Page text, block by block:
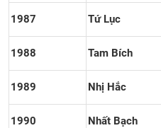
1987 Tứ Lục
1988 Tam Bích
1989 Nhị Hắc
1990 Nhất Bạch